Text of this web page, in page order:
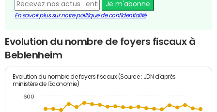
Je m'abonne
En savoir plus sur notre politique de confidentialité
Evolution du nombre de foyers fiscaux à
Beblenheim
Evolution du nombre de foyers fiscaux (Source : JDN d'après
ministère de l'Economie)
600